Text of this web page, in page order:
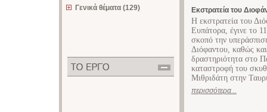
Γενικά θέματα (129)
Εκστρατεία του
Η εκστρατεία του
Ευπάτορα, έγινε το
σκοπό την
Διόφαντου, καθώς
δραστηριότητα στο
καταστροφή του
Μιθριδάτη στην
περισσότερα...